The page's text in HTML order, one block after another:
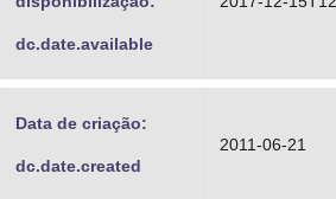
dc.date.available
Data de criação:
dc.date.created
2011-06-21